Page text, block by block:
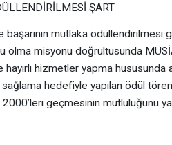
ŞART
başarının mutlaka ödüllendirilmesi
olma misyonu doğrultusunda
hizmetler yapma hususunda
hedefiyle yapılan ödül
geçmesinin mutluluğunu